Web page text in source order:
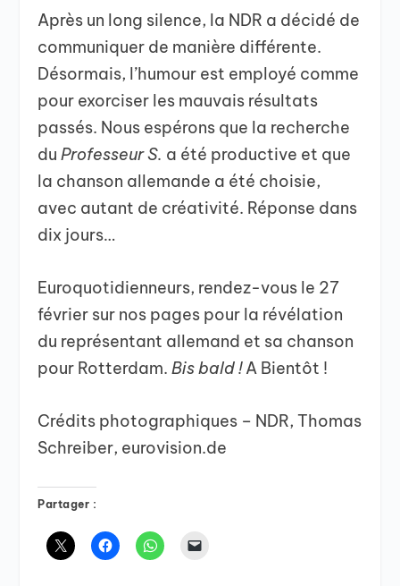
Après un long silence, la NDR a décidé de
communiquer de manière différente.
Désormais, l’humour est employé comme
pour exorciser les mauvais résultats
passés. Nous espérons que la recherche
duProfesseur S. a été productive et que
la chanson allemande a été choisie,
avec autant de créativité. Réponse dans
dix jours…
Euroquotidienneurs, rendez-vous le 27
février sur nos pages pour la révélation
du représentant allemand et sa chanson
pour Rotterdam.Bis bald !A Bientôt !
Crédits photographiques – NDR, Thomas
Schreiber, eurovision.de
Partager :